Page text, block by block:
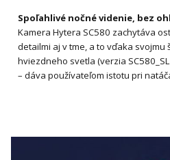
Spoľahlivé nočné videnie, bez
Kamera Hytera SC580 zachytáva
detailmi aj v tme, a to vďaka
hviezdneho svetla (verzia
– dáva používateľom istotu pri